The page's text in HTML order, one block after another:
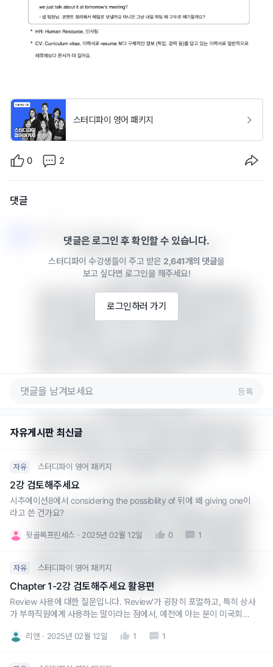
스터디파이 영어 패키지
0 2
댓글
안녕하세요 관련 내용 답변 드립니다.
1. Look over의 경우
"Look over"는 보통 문서나 파일을 빠르게 훑어보면서
중요한 부분이나 전체적인 윤곽을 확인할 때 주로 사용
됩니다. 예를 들어, 이력서나 CV를 검토할 때 주요 사항
2. Take a look at의 경우
는 느낌이 있습니다. 다만, 이 표현은 일반적으로 간단히
서는 다소 부적절할 수 있습니다.
3. 어떤 것을 선택할지
따라서 “look over all of them thoroughly”라고 표현
는 의미가 되고, 검토 대상이 여러 개일 때 적절한 표현
표현이고, "all of them"은 전체 문서를 검토한다는 강조
가 됩니다.
1 답글 쓰기
댓글은 로그인 후 확인할 수 있습니다.
스터디파이 수강생들이 주고 받은 2,641개의 댓글을
보고 싶다면 로그인을 해주세요!
로그인하러 가기
등록
자유게시판 최신글
자유 스터디파이 영어 패키지
2강 검토해주세요
시추에이션8에서 considering the possibility of 뒤에 왜 giving one이
라고 쓴 건가요?
뒷골목프린세스 2025년 02월 12일 0 1
자유 스터디파이 영어 패키지
Chapter 1-2강 검토해주세요 활용편
Review 사용에 대한 질문입니다. 'Review'가 굉장히 포멀하고, 특히 상사
가 부하직원에게 사용하는 말이라는 점에서, 예전에 아는 분이 미국회사
에게 보통 쓰는말이므로 사용 자제해달라는 이야기였죠! 그런데 을위치인
리앤 2025년 02월 12일 1 1